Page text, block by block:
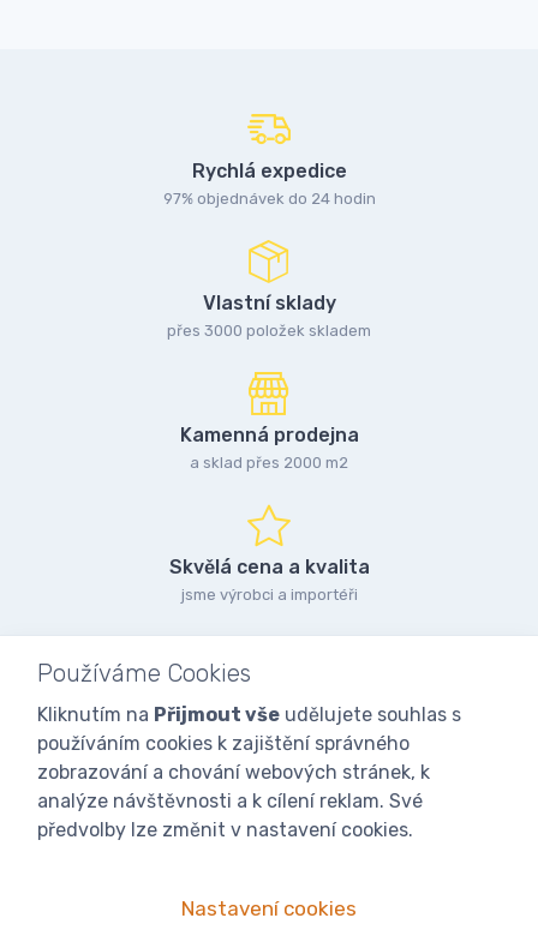
Rychlá expedice
97% objednávek do 24 hodin
Vlastní sklady
přes 3000 položek skladem
Kamenná prodejna
a sklad přes 2000 m2
Skvělá cena a kvalita
jsme výrobci a importéři
Používáme Cookies
Kliknutím na Přijmout vše udělujete souhlas s
používáním cookies k zajištění správného
zobrazování a chování webových stránek, k
analýze návštěvnosti a k cílení reklam. Své
předvolby lze změnit v nastavení cookies.
Nastavení cookies